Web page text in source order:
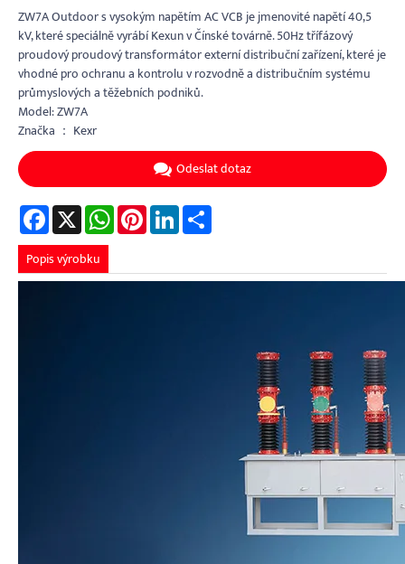
ZW7A Outdoor s vysokým napětím AC VCB je jmenovité napětí 40,5
kV, které speciálně vyrábí Kexun v Čínské továrně. 50Hz třífázový
proudový proudový transformátor externí distribuční zařízení, které je
vhodné pro ochranu a kontrolu v rozvodně a distribučním systému
průmyslových a těžebních podniků.
Model: ZW7A
Značka ： Kexr
Odeslat dotaz
Facebook
X WhatsAppPinterestLinkedIn
Popis výrobku